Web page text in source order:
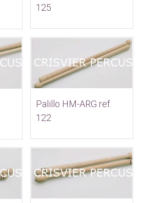
125
Palillo HM-ARG ref.
122